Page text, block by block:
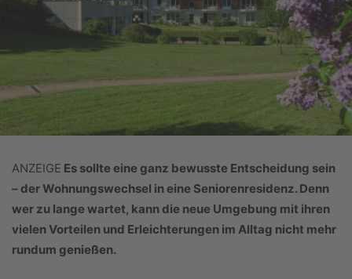
ANZEIGE Es sollte eine ganz bewusste Entscheidung sein
– der Wohnungswechsel in eine Seniorenresidenz. Denn
wer zu lange wartet, kann die neue Umgebung mit ihren
vielen Vorteilen und Erleichterungen im Alltag nicht mehr
rundum genießen.